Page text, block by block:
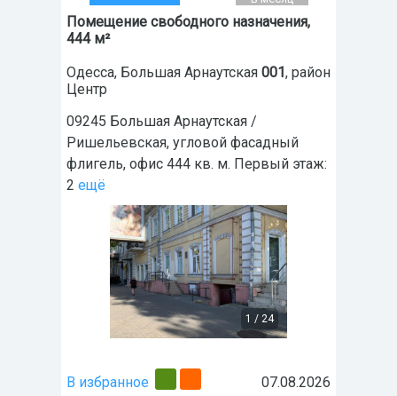
Помещение свободного назначения,
444 м²
Одесса, Большая Арнаутская 001, район
Центр
09245 Большая Арнаутская /
Ришельевская, угловой фасадный
флигель, офис 444 кв. м. Первый этаж:
2 ещё
1 / 24
В избранное 07.08.2026